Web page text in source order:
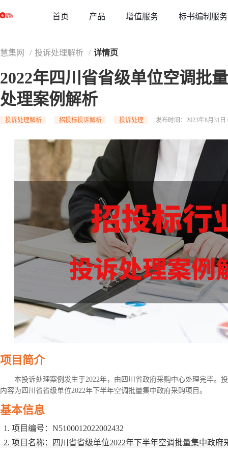
首页 产品 增值服务 标书编制服务
慧集网 / 投诉处理解析 / 详情页
2022年四川省省级单位空调批
处理案例解析
投诉处理解析 招投标投诉解析 投诉处理 发布时间：2023年8月31日
项目简介
本投诉处理案例发生于2022年，由四川省政府采购中心处理完毕。
内容为四川省省级单位2022年下半年空调批量集中政府采购项目。
基本信息
项目编号：N5100012022002432
项目名称：四川省省级单位2022年下半年空调批量集中政府